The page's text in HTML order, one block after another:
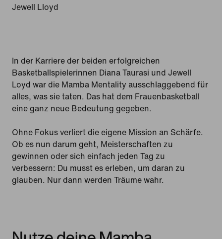
Jewell Lloyd
In der Karriere der beiden erfolgreichen
Basketballspielerinnen Diana Taurasi und Jewell
Loyd war die Mamba Mentality ausschlaggebend für
alles, was sie taten. Das hat dem Frauenbasketball
eine ganz neue Bedeutung gegeben.
Ohne Fokus verliert die eigene Mission an Schärfe.
Ob es nun darum geht, Meisterschaften zu
gewinnen oder sich einfach jeden Tag zu
verbessern: Du musst es erleben, um daran zu
glauben. Nur dann werden Träume wahr.